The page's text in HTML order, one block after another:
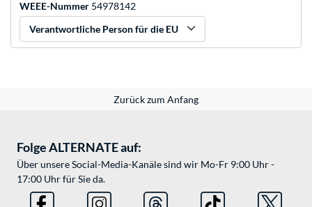
WEEE-Nummer 54978142
Verantwortliche Person für die EU
Zurück zum Anfang
Folge ALTERNATE auf:
Über unsere Social-Media-Kanäle sind wir Mo-Fr 9:00 Uhr -
17:00 Uhr für Sie da.